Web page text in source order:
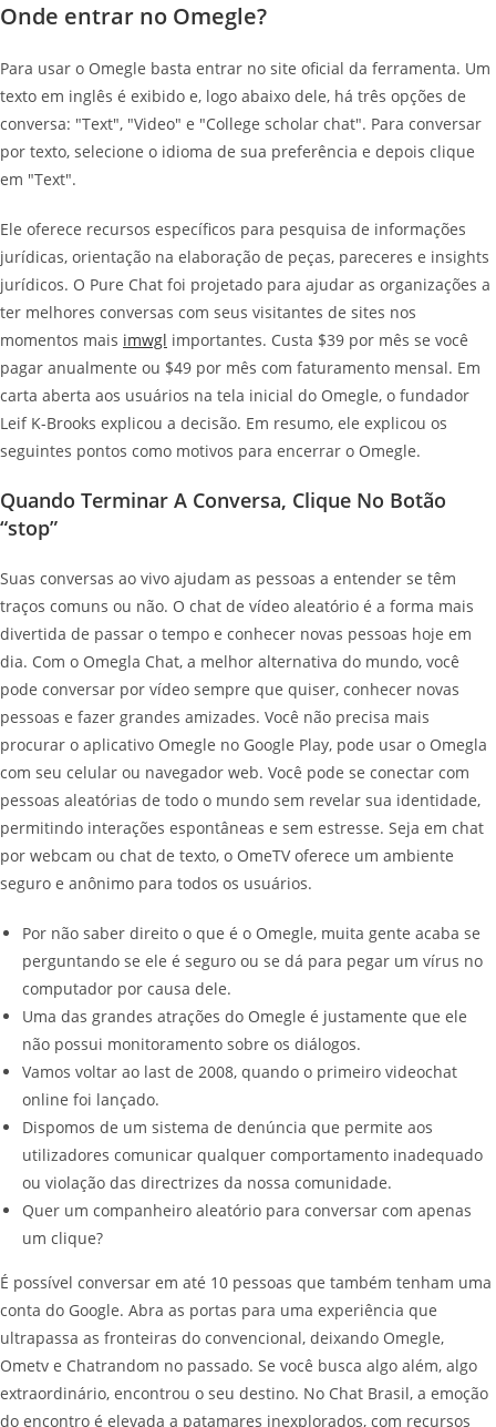
Onde entrar no Omegle?
Para usar o Omegle basta entrar no site oficial da ferramenta. Um
texto em inglês é exibido e, logo abaixo dele, há três opções de
conversa: "Text", "Video" e "College scholar chat". Para conversar
por texto, selecione o idioma de sua preferência e depois clique
em "Text".
Ele oferece recursos específicos para pesquisa de informações
jurídicas, orientação na elaboração de peças, pareceres e insights
jurídicos. O Pure Chat foi projetado para ajudar as organizações a
ter melhores conversas com seus visitantes de sites nos
momentos mais imwgl importantes. Custa $39 por mês se você
pagar anualmente ou $49 por mês com faturamento mensal. Em
carta aberta aos usuários na tela inicial do Omegle, o fundador
Leif K-Brooks explicou a decisão. Em resumo, ele explicou os
seguintes pontos como motivos para encerrar o Omegle.
Quando Terminar A Conversa, Clique No Botão
“stop”
Suas conversas ao vivo ajudam as pessoas a entender se têm
traços comuns ou não. O chat de vídeo aleatório é a forma mais
divertida de passar o tempo e conhecer novas pessoas hoje em
dia. Com o Omegla Chat, a melhor alternativa do mundo, você
pode conversar por vídeo sempre que quiser, conhecer novas
pessoas e fazer grandes amizades. Você não precisa mais
procurar o aplicativo Omegle no Google Play, pode usar o Omegla
com seu celular ou navegador web. Você pode se conectar com
pessoas aleatórias de todo o mundo sem revelar sua identidade,
permitindo interações espontâneas e sem estresse. Seja em chat
por webcam ou chat de texto, o OmeTV oferece um ambiente
seguro e anônimo para todos os usuários.
Por não saber direito o que é o Omegle, muita gente acaba se
perguntando se ele é seguro ou se dá para pegar um vírus no
computador por causa dele.
Uma das grandes atrações do Omegle é justamente que ele
não possui monitoramento sobre os diálogos.
Vamos voltar ao last de 2008, quando o primeiro videochat
online foi lançado.
Dispomos de um sistema de denúncia que permite aos
utilizadores comunicar qualquer comportamento inadequado
ou violação das directrizes da nossa comunidade.
Quer um companheiro aleatório para conversar com apenas
um clique?
É possível conversar em até 10 pessoas que também tenham uma
conta do Google. Abra as portas para uma experiência que
ultrapassa as fronteiras do convencional, deixando Omegle,
Ometv e Chatrandom no passado. Se você busca algo além, algo
extraordinário, encontrou o seu destino. No Chat Brasil, a emoção
do encontro é elevada a patamares inexplorados, com recursos